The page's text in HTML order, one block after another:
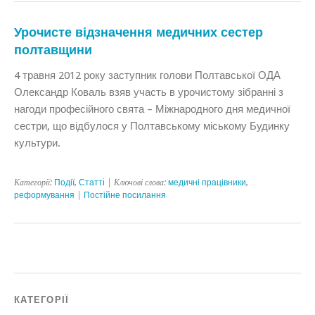
Урочисте відзначення медичних сестер
полтавщини
4 травня 2012 року заступник голови Полтавської ОДА
Олександр Коваль взяв участь в урочистому зібранні з
нагоди професійного свята – Міжнародного дня медичної
сестри, що відбулося у Полтавському міському Будинку
культури.
Категорії: Події, Статтi | Ключові слова: медичні працівники,
реформування
Постійне посилання
КАТЕГОРІЇ